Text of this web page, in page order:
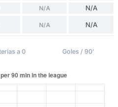
N/A N/A
N/A N/A
a 0 Goles / 90'